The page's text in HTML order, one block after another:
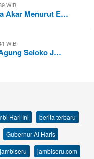
WIB
Akar Menurut E…
WIB
Seloko J…
Hari Ini
berita terbaru
Gubernur Al Haris
jambiseru
jambiseru.com